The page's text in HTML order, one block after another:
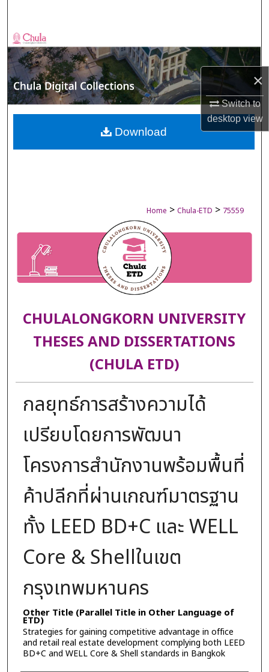
×
Switch to
desktopview
Browse Collections
My Account
About
Digital Commons Network™
Home > Chula-ETD > 75559
CHULALONGKORN UNIVERSITY
THESES AND DISSERTATIONS
(CHULA ETD)
กลยุทธ์การสร้างความได้
เปรียบโดยการพัฒนา
โครงการสำนักงานพร้อมพื้นที่
ค้าปลีกที่ผ่านเกณฑ์มาตรฐาน
ทั้ง LEED BD+C และ WELL
Core & Shellในเขต
กรุงเทพมหานคร
Other Title (Parallel Title in Other Language of
ETD)
Strategies for gaining competitive advantage in office
and retail real estate development complying both LEED
BD+C and WELL Core & Shell standards in Bangkok
Download